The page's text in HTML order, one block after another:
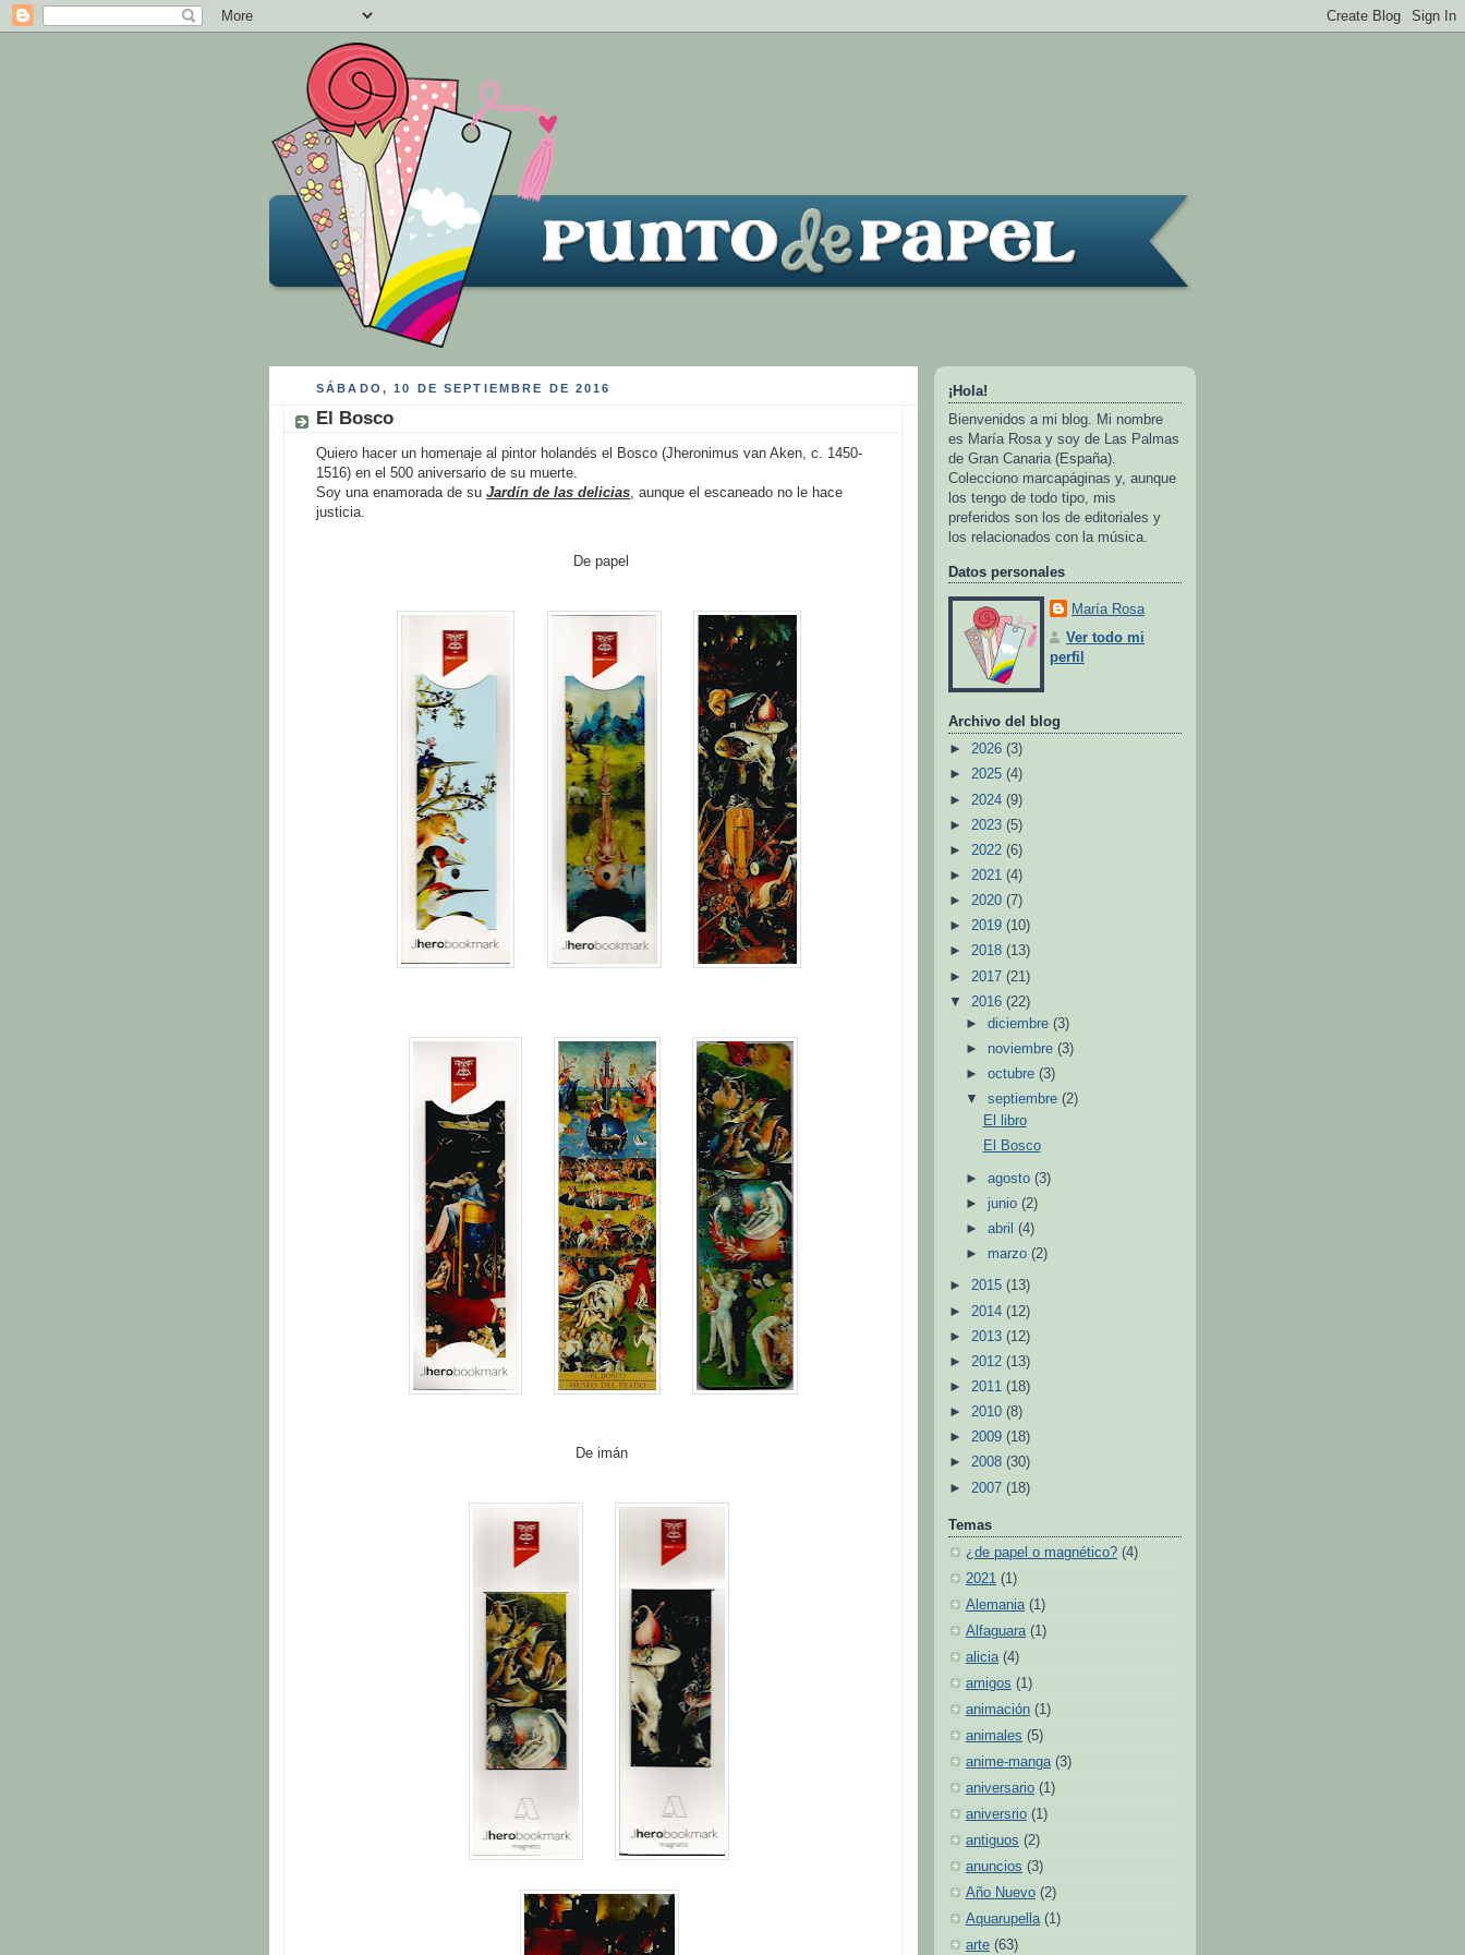
SÁBADO, 10 DE SEPTIEMBRE DE 2016
El Bosco
Quiero hacer un homenaje al pintor holandés el Bosco (Jheronimus van Aken, c. 1450-
1516) en el 500 aniversario de su muerte.
Soy una enamorada de su Jardín de las delicias , aunque el escaneado no le hace
justicia.
De papel
De imán
¡Hola!
Bienvenidos a mi blog. Mi nombre
es María Rosa y soy de Las Palmas
de Gran Canaria (España).
Colecciono marcapáginas y, aunque
los tengo de todo tipo, mis
preferidos son los de editoriales y
los relacionados con la música.
Datos personales
María Rosa
Ver todo mi
perfil
Archivo del blog
► 2026 (3)
► 2025 (4)
► 2024 (9)
► 2023 (5)
► 2022 (6)
► 2021 (4)
► 2020 (7)
► 2019 (10)
► 2018 (13)
► 2017 (21)
▼ 2016 (22)
►diciembre(3)
► noviembre(3)
►octubre(3)
▼septiembre(2)
El libro
El Bosco
►agosto(3)
► junio(2)
►abril(4)
► marzo(2)
► 2015 (13)
► 2014 (12)
► 2013 (12)
► 2012 (13)
► 2011 (18)
► 2010 (8)
► 2009 (18)
► 2008 (30)
► 2007 (18)
Temas
¿de papel o magnético? (4)
2021 (1)
Alemania (1)
Alfaguara (1)
alicia (4)
amigos (1)
animación (1)
animales (5)
anime-manga (3)
aniversario (1)
aniversrio (1)
antiguos (2)
anuncios (3)
Año Nuevo (2)
Aquarupella (1)
arte (63)